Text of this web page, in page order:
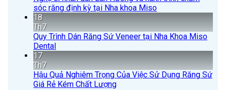
sóc răng định kỳ tại Nha khoa Miso
18
Th7
Quy Trình Dán Răng Sứ Veneer tại Nha Khoa Miso
Dental
17
Th7
Hậu Quả Nghiêm Trọng Của Việc Sử Dụng Răng Sứ
Giá Rẻ Kém Chất Lượng